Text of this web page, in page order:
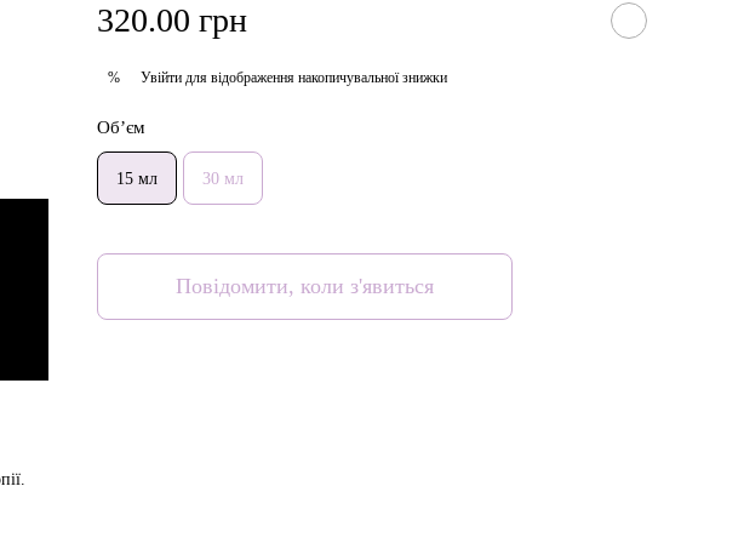
320.00 грн
% Увійти для відображення накопичувальної знижки
Об’єм
15 мл 30 мл
Повідомити, коли з'явиться